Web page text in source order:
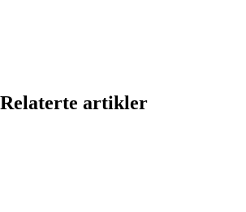
Relaterte artikler